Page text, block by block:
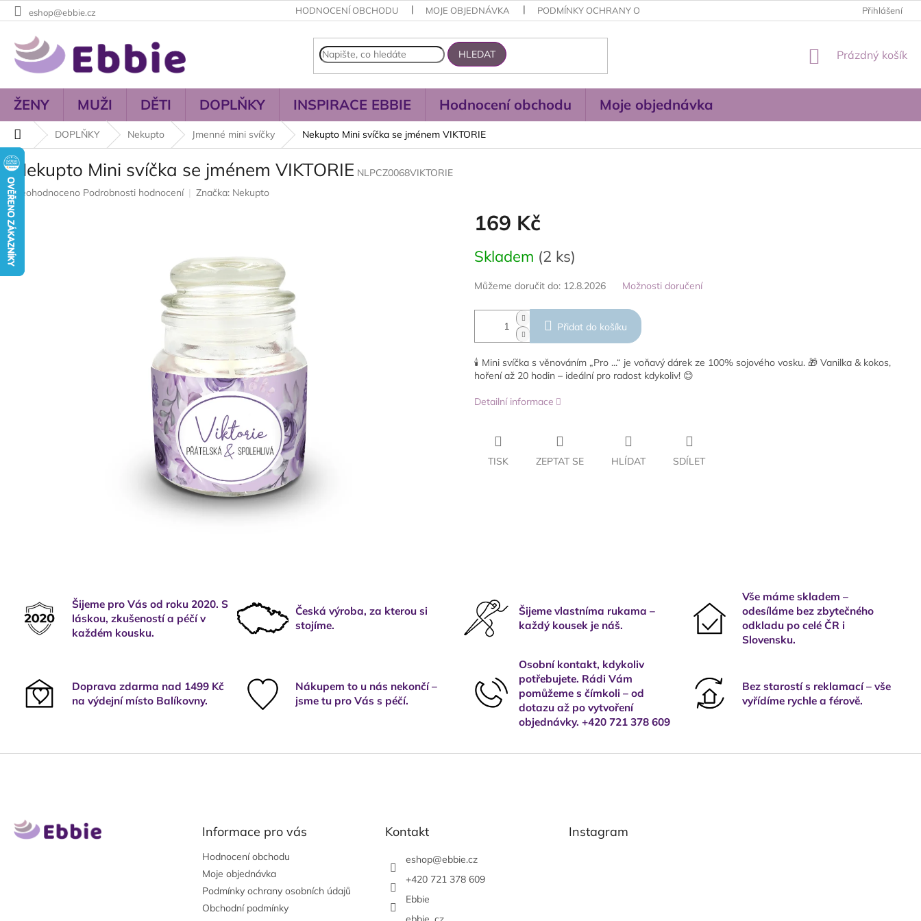
Přejít
na
eshop@ebbie.cz HODNOCENÍ OBCHODU MOJE OBJEDNÁVKA PODMÍNKY OCHRANY OSOBNÍCH ÚDAJŮ Přihlášení
HLEDAT
NÁKUPNÍ
Prázdný košík
ŽENY MUŽI DĚTI DOPLŇKY INSPIRACE EBBIE Hodnocení obchodu Moje objednávka
Domů DOPLŇKY Nekupto Jmenné mini svíčky Nekupto Mini svíčka se jménem VIKTORIE
Nekupto Mini svíčka se jménem VIKTORIE NLPCZ0068VIKTORIE
Průměrné
hodnocení
produktu
je
0,0
z
5
Neohodnoceno Podrobnosti hodnocení Značka: Nekupto
169 Kč
cena:
Skladem (2 ks)
Můžeme doručit do: 12.8.2026 Možnosti doručení
Přidat do košíku
🕯️ Mini svíčka s věnováním „Pro ...“ je voňavý dárek ze 100% sojového vosku. 🎁 Vanilka & kokos,
hoření až 20 hodin – ideální pro radost kdykoliv! 😊
Detailní informace
TISK ZEPTAT SE HLÍDAT SDÍLET
Šijeme pro Vás od roku 2020. S
láskou, zkušeností a péčí v
každém kousku.
Česká výroba, za kterou si
stojíme.
Šijeme vlastníma rukama –
každý kousek je náš.
Vše máme skladem –
odesíláme bez zbytečného
odkladu po celé ČR i
Slovensku.
Doprava zdarma nad 1499 Kč
na výdejní místo Balíkovny.
Nákupem to u nás nekončí –
jsme tu pro Vás s péčí.
Osobní kontakt, kdykoliv
potřebujete. Rádi Vám
pomůžeme s čímkoli – od
dotazu až po vytvoření
objednávky. +420 721 378 609
Bez starostí s reklamací – vše
vyřídíme rychle a férově.
Informace pro vás
Hodnocení obchodu
Moje objednávka
Podmínky ochrany osobních údajů
Obchodní podmínky
Kontakt
eshop@ebbie.cz
+420 721 378 609
Ebbie
Instagram